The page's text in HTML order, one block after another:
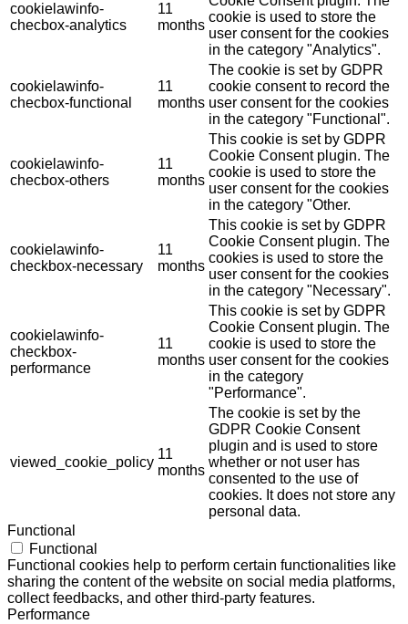
cookielawinfo-
checbox-analytics
11
months
cookie is used to store the
user consent for the cookies
in the category "Analytics".
cookielawinfo-
checbox-functional
11
months
The cookie is set by GDPR
cookie consent to record the
user consent for the cookies
in the category "Functional".
cookielawinfo-
checbox-others
11
months
This cookie is set by GDPR
Cookie Consent plugin. The
cookie is used to store the
user consent for the cookies
in the category "Other.
cookielawinfo-
checkbox-necessary
11
months
This cookie is set by GDPR
Cookie Consent plugin. The
cookies is used to store the
user consent for the cookies
in the category "Necessary".
cookielawinfo-
checkbox-
performance
11
months
This cookie is set by GDPR
Cookie Consent plugin. The
cookie is used to store the
user consent for the cookies
in the category
"Performance".
viewed_cookie_policy
11
months
The cookie is set by the
GDPR Cookie Consent
plugin and is used to store
whether or not user has
consented to the use of
cookies. It does not store any
personal data.
Functional
Functional
Functional cookies help to perform certain functionalities like
sharing the content of the website on social media platforms,
collect feedbacks, and other third-party features.
Performance